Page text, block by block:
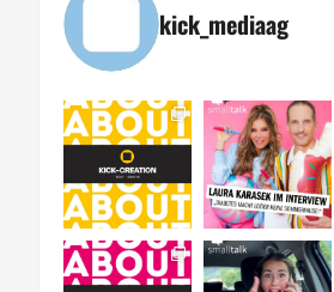
kick_mediaag